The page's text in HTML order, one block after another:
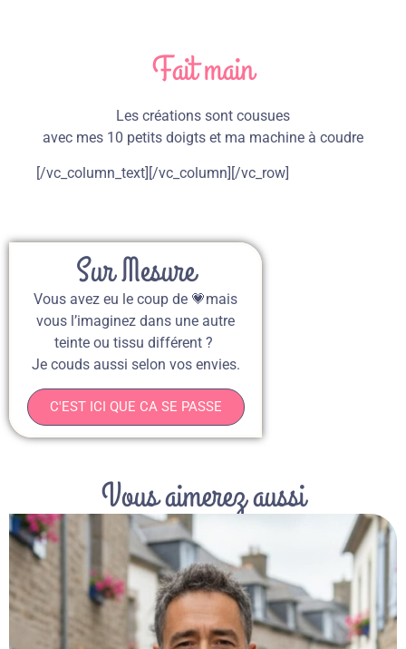
Fait main
Les créations sont cousues
avec mes 10 petits doigts et ma machine à coudre
[/vc_column_text][/vc_column][/vc_row]
Sur Mesure
Vous avez eu le coup de 💗mais
vous l’imaginez dans une autre
teinte ou tissu différent ?
Je couds aussi selon vos envies.
C'EST ICI QUE CA SE PASSE
Vous aimerez aussi